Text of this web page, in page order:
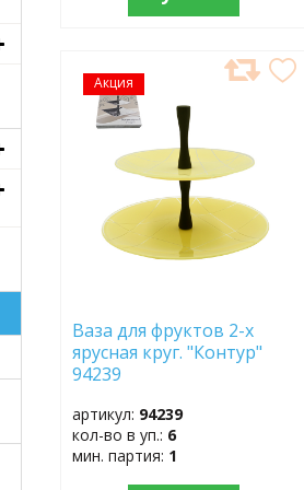
Акция
ДОБАВИТЬ
В
ИЗБРАННОЕ
Ваза для фруктов 2-х
ярусная круг. "Контур"
94239
артикул: 94239
кол-во в уп.: 6
мин. партия: 1